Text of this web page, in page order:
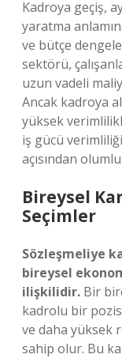
Kadroya geçiş,
yaratma
ve bütçe
sektörü,
uzun vadeli
Ancak kadroya
yüksek
iş gücü
açısından
Bireysel
Seçimler
Sözleşmeliye
bireysel
ilişkilidir. Bir
kadrolu bir
ve daha yüksek
sahip olur. Bu